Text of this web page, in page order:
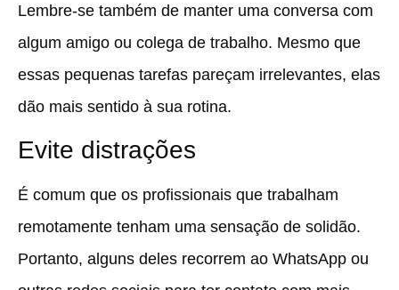
Lembre-se também de manter uma conversa com
algum amigo ou colega de trabalho. Mesmo que
essas pequenas tarefas pareçam irrelevantes, elas
dão mais sentido à sua rotina.
Evite distrações
É comum que os profissionais que trabalham
remotamente tenham uma sensação de solidão.
Portanto, alguns deles recorrem ao WhatsApp ou